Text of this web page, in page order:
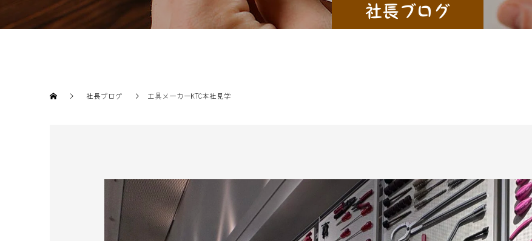
社長ブログ
社長ブログ 工具メーカーKTC本社見学